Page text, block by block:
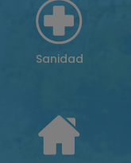
Sanidad